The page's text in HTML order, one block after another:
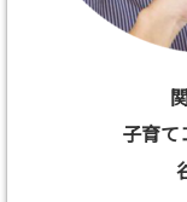
子育て